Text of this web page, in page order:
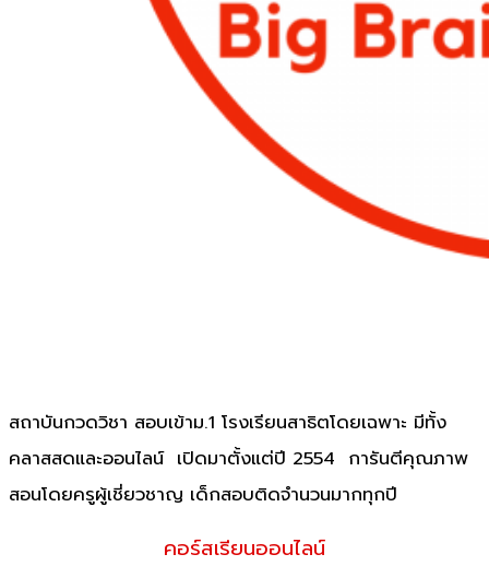
สถาบันกวดวิชา สอบเข้าม.1 โรงเรียนสาธิตโดยเฉพาะ มีทั้ง
คลาสสดและออนไลน์ เปิดมาตั้งแต่ปี 2554 การันตีคุณภาพ
สอนโดยครูผู้เชี่ยวชาญ เด็กสอบติดจำนวนมากทุกปี
คอร์สเรียนออนไลน์